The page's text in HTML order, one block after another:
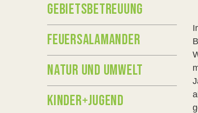
GEBIETSBETREUUNG
FEUERSALAMANDER
NATUR UND UMWELT
KINDER+JUGEND